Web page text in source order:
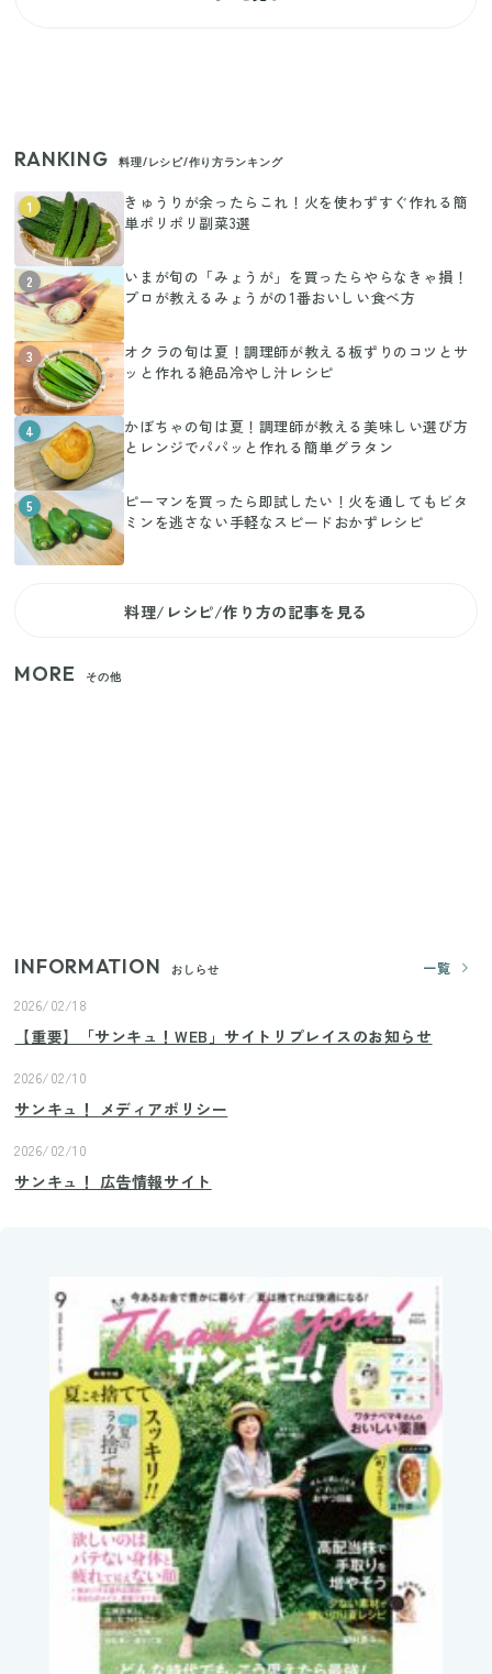
RANKING 料理/レシピ/作り方ランキング
1
きゅうりが余ったらこれ！火を使わずすぐ作れる簡
単ポリポリ副菜3選
2
いまが旬の「みょうが」を買ったらやらなきゃ損！
プロが教えるみょうがの1番おいしい食べ方
3
オクラの旬は夏！調理師が教える板ずりのコツとサ
ッと作れる絶品冷やし汁レシピ
4
かぼちゃの旬は夏！調理師が教える美味しい選び方
とレンジでパパッと作れる簡単グラタン
5
ピーマンを買ったら即試したい！火を通してもビタ
ミンを逃さない手軽なスピードおかずレシピ
料理/レシピ/作り方の記事を見る
MORE その他
INFORMATION おしらせ
一覧
2026/02/18
【重要】「サンキュ！WEB」サイトリプレイスのお知らせ
2026/02/10
サンキュ！ メディアポリシー
2026/02/10
サンキュ！ 広告情報サイト